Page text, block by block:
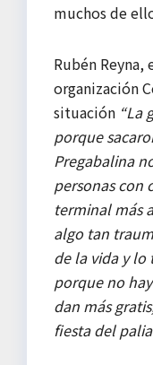
muchos de
Rubén Reyna,
organización
situación “La
porque
Pregabalina
personas con
terminal más
algo tan
de la vida y
porque no
dan más
fiesta del